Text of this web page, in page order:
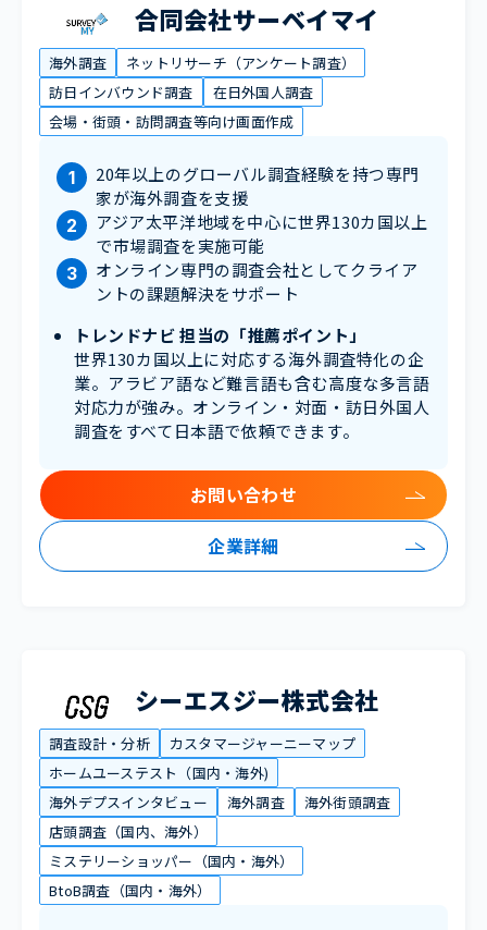
合同会社サーベイマイ
海外調査
ネットリサーチ（アンケート調査）
訪日インバウンド調査
在日外国人調査
会場・街頭・訪問調査等向け画面作成
20年以上のグローバル調査経験を持つ専門
家が海外調査を支援
アジア太平洋地域を中心に世界130カ国以上
で市場調査を実施可能
オンライン専門の調査会社としてクライア
ントの課題解決をサポート
トレンドナビ 担当の「推薦ポイント」
世界130カ国以上に対応する海外調査特化の企
業。アラビア語など難言語も含む高度な多言語
対応力が強み。オンライン・対面・訪日外国人
調査をすべて日本語で依頼できます。
企業詳細
お問い合わせ
シーエスジー株式会社
調査設計・分析
カスタマージャーニーマップ
ホームユーステスト（国内・海外)
海外デプスインタビュー
海外調査
海外街頭調査
店頭調査（国内、海外）
ミステリーショッパー（国内・海外）
BtoB調査（国内・海外）